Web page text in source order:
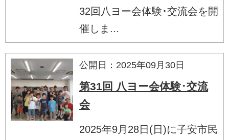
32回八ヨー会体験･交流会を開
催しま...
公開日：2025年09月30日
第31回 八ヨー会体験･交流
会
2025年9月28日(日)に子安市民